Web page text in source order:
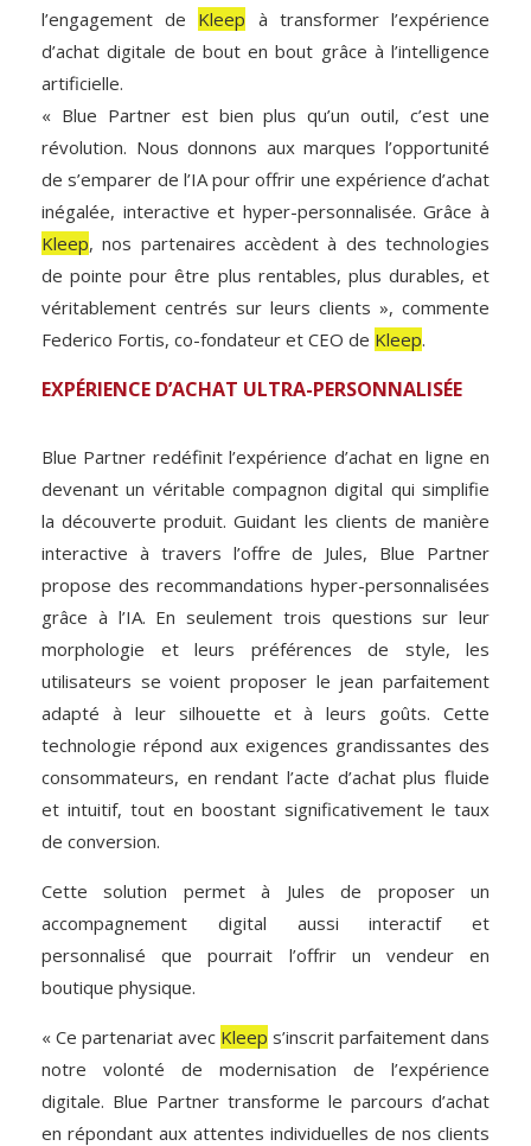
l’engagement de Kleep à transformer l’expérience
d’achat digitale de bout en bout grâce à l’intelligence
artificielle.
« Blue Partner est bien plus qu’un outil, c’est une
révolution. Nous donnons aux marques l’opportunité
de s’emparer de l’IA pour offrir une expérience d’achat
inégalée, interactive et hyper-personnalisée. Grâce à
Kleep, nos partenaires accèdent à des technologies
de pointe pour être plus rentables, plus durables, et
véritablement centrés sur leurs clients », commente
Federico Fortis, co-fondateur et CEO de Kleep.
EXPÉRIENCE D’ACHAT ULTRA-PERSONNALISÉE
Blue Partner redéfinit l’expérience d’achat en ligne en
devenant un véritable compagnon digital qui simplifie
la découverte produit. Guidant les clients de manière
interactive à travers l’offre de Jules, Blue Partner
propose des recommandations hyper-personnalisées
grâce à l’IA. En seulement trois questions sur leur
morphologie et leurs préférences de style, les
utilisateurs se voient proposer le jean parfaitement
adapté à leur silhouette et à leurs goûts. Cette
technologie répond aux exigences grandissantes des
consommateurs, en rendant l’acte d’achat plus fluide
et intuitif, tout en boostant significativement le taux
de conversion.
Cette solution permet à Jules de proposer un
accompagnement digital aussi interactif et
personnalisé que pourrait l’offrir un vendeur en
boutique physique.
« Ce partenariat avec Kleep s’inscrit parfaitement dans
notre volonté de modernisation de l’expérience
digitale. Blue Partner transforme le parcours d’achat
en répondant aux attentes individuelles de nos clients